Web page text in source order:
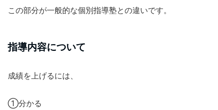
この部分が一般的な個別指導塾との違いです。
指導内容について
成績を上げるには、
①分かる